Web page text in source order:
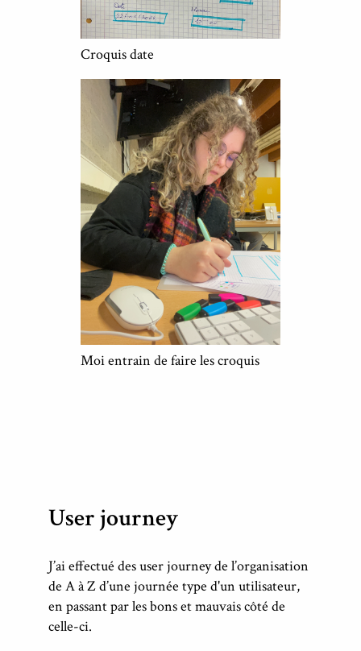
Croquis date
Moi entrain de faire les croquis
User journey
J’ai effectué des user journey de l’organisation
de A à Z d’une journée type d'un utilisateur,
en passant par les bons et mauvais côté de
celle-ci.